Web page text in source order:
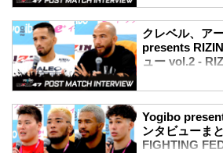
第8試合／クレ
アーチュレッタ
RIZIN MMAルー
（WIN）クレベ
1R 2分25秒 SUB
フック）
≫ 試合結果詳細
第7試合／上田
館にて開催され
RIZIN.47の出場
ビューを公開！
堀口恭司 vs. セ
インタビュー /
youtu.be
堀口恭司「しっ
当は極めたかっ
クレベル、ア
presents
ュー vol.2 -
館にて開催され
RIZIN.47の出場
ビューを公開！
Yogibo
ンタビューま
FIGHTING